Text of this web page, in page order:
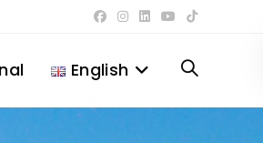
English Toggle